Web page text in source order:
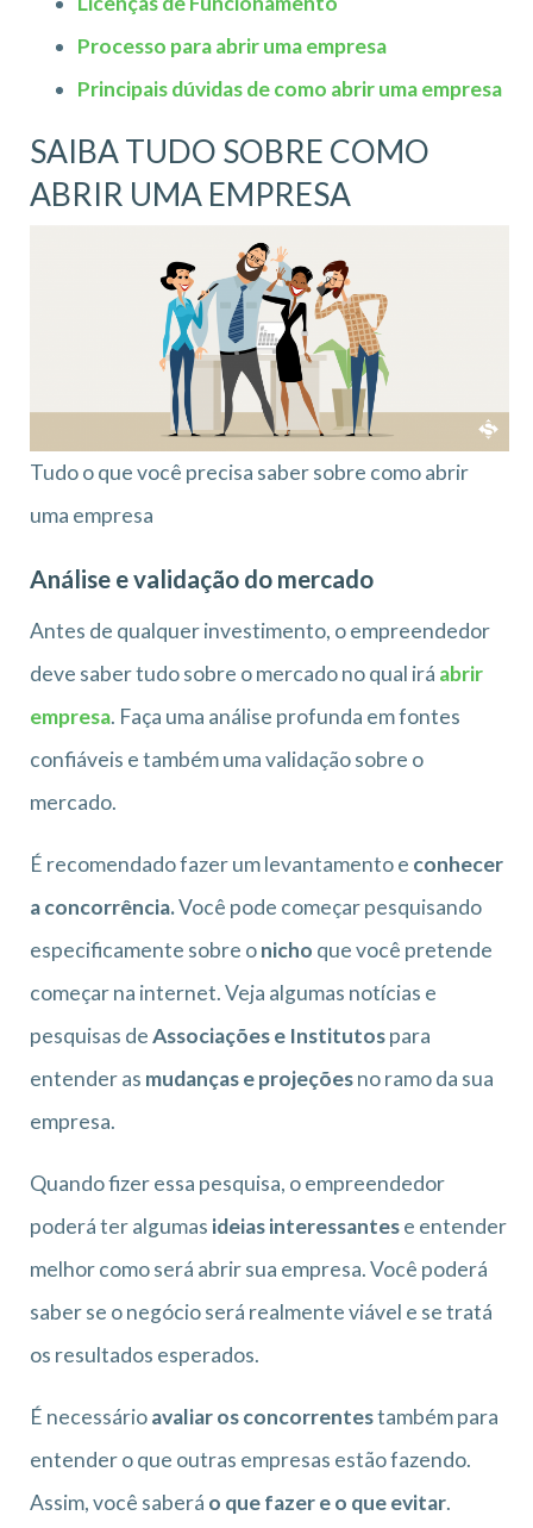
Processo para abrir uma empresa
Principais dúvidas de como abrir uma empresa
SAIBA TUDO SOBRE COMO
ABRIR UMA EMPRESA
Tudo o que você precisa saber sobre como abrir
uma empresa
Análise e validação do mercado
Antes de qualquer investimento, o empreendedor
deve saber tudo sobre o mercado no qual irá abrir
empresa. Faça uma análise profunda em fontes
confiáveis e também uma validação sobre o
mercado.
É recomendado fazer um levantamento e conhecer
a concorrência.Você pode começar pesquisando
especificamente sobre onicho que você pretende
começar na internet. Veja algumas notícias e
pesquisas deAssociações e Institutospara
entender as mudanças e projeçõesno ramo da sua
empresa.
Quando fizer essa pesquisa, o empreendedor
poderá ter algumas ideias interessantese entender
melhor como será abrir sua empresa. Você poderá
saber se o negócio será realmente viável e se tratá
os resultados esperados.
É necessárioavaliar os concorrentestambém para
entender o que outras empresas estão fazendo.
Assim, você saberá o que fazer e o que evitar.